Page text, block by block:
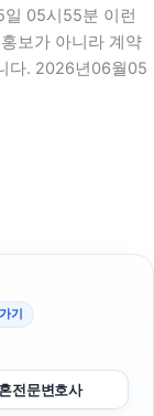
05시55분 이런
보가 아니라 계약
다. 2026년06월05
기
전문변호사